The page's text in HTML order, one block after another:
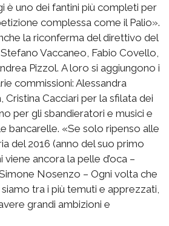
è uno dei fantini più completi per
complessa come il Palio».
la riconferma del direttivo del
Vaccaneo, Fabio Covello,
Pizzol. A loro si aggiungono i
commissioni: Alessandra
Cristina Cacciari per la sfilata dei
per gli sbandieratori e musici e
bancarelle. «Se solo ripenso alle
del 2016 (anno del suo primo
ancora la pelle d’oca –
Nosenzo – Ogni volta che
tra i più temuti e apprezzati,
grandi ambizioni e